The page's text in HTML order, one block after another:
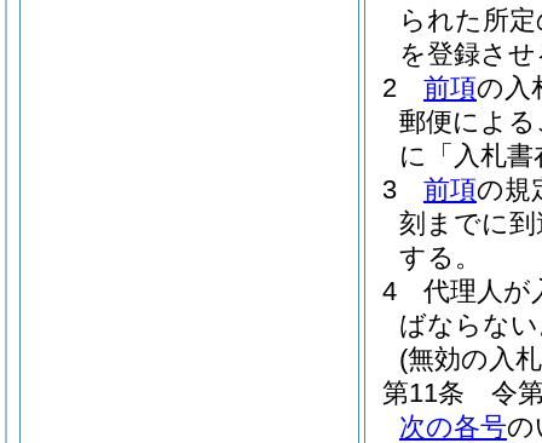
られた所
を登録さ
2
前項の入
郵便によ
に「入札
3
前項の規
刻までに
する。
4
代理人が
ばならな
(無効の入
第11条
令
次の各号の